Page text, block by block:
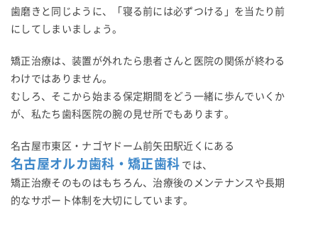
歯磨きと同じように、「寝る前には必ずつける」を当たり前
にしてしまいましょう。
矯正治療は、装置が外れたら患者さんと医院の関係が終わる
わけではありません。
むしろ、そこから始まる保定期間をどう一緒に歩んでいくか
が、私たち歯科医院の腕の見せ所でもあります。
名古屋市東区・ナゴヤドーム前矢田駅近くにある
名古屋オルカ歯科・矯正歯科 では、
矯正治療そのものはもちろん、治療後のメンテナンスや長期
的なサポート体制を大切にしています。